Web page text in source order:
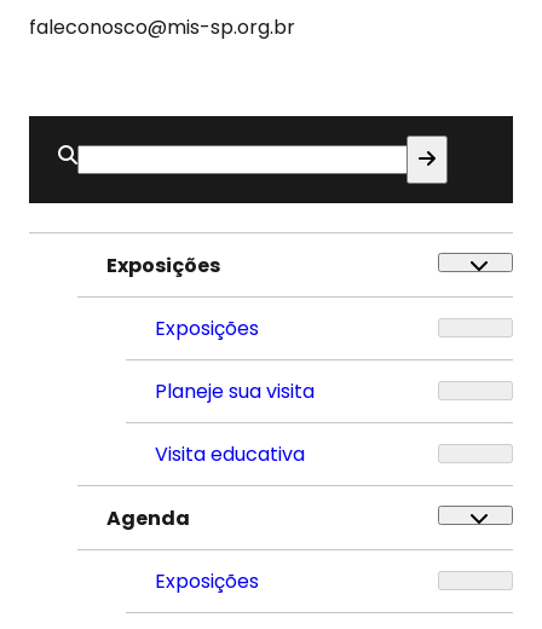
faleconosco@mis-sp.org.br
Buscar
por:
Exposições
Exposições
Planeje sua visita
Visita educativa
Agenda
Exposições